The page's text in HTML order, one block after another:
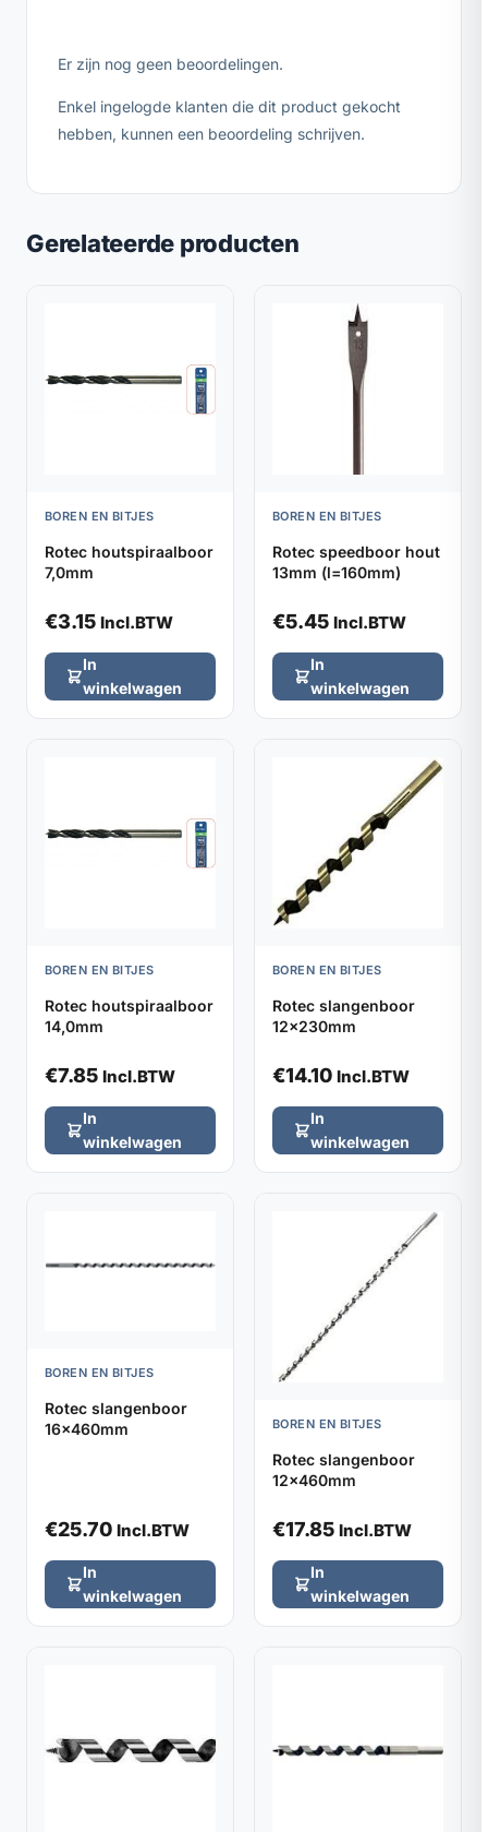
Er zijn nog geen beoordelingen.
Enkel ingelogde klanten die dit product gekocht
hebben, kunnen een beoordeling schrijven.
Gerelateerde producten
BOREN EN BITJES
Rotec houtspiraalboor
7,0mm
€3.15 Incl.BTW
In
winkelwagen
BOREN EN BITJES
Rotec speedboor hout
13mm (l=160mm)
€5.45 Incl.BTW
In
winkelwagen
BOREN EN BITJES
Rotec houtspiraalboor
14,0mm
€7.85 Incl.BTW
In
winkelwagen
BOREN EN BITJES
Rotec slangenboor
12x230mm
€14.10 Incl.BTW
In
winkelwagen
BOREN EN BITJES
Rotec slangenboor
16x460mm
€25.70 Incl.BTW
In
winkelwagen
BOREN EN BITJES
Rotec slangenboor
12x460mm
€17.85 Incl.BTW
In
winkelwagen